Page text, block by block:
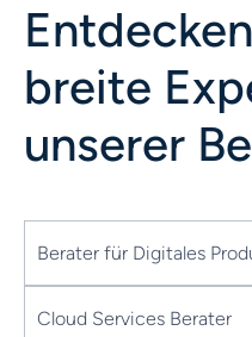
breite
unserer
Berater für Digitales
Cloud Services Berater